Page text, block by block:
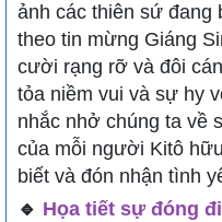
ảnh các thiên sứ đang
theo tin mừng Giáng
cười rạng rỡ và đôi
tỏa niềm vui và sự hy
nhắc nhở chúng ta về
của mỗi người Kitô
biết và đón nhận tình
🔹 Họa tiết sự đóng